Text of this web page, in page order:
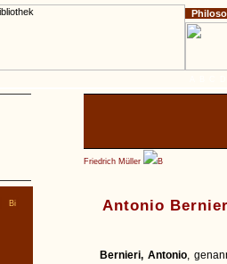
Friedrich Müller B
Antonio
Bernieri, Antonio,
Bi